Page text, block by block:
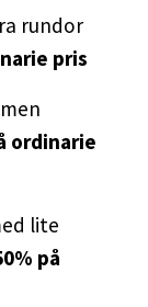
rundor
pris
ordinarie
lite
på